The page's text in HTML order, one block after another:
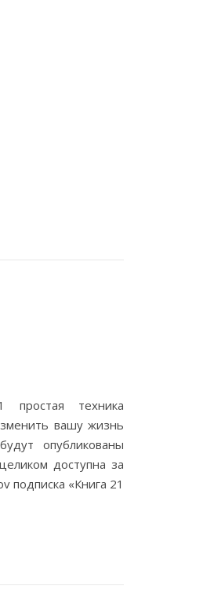
техника
вашу жизнь
опубликованы
доступна за
подписка «Книга 21